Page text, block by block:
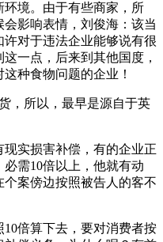
环境。由于有些商家，所
影响表情，刘俊海：该当
对于违法企业能够说有很
一点，后来到其他国度，
种食物问题的企业！
所以，最早是源自于英
实损害补偿，有的企业正
需10倍以上，他就有动
案傍边按照被告人的客不
倍算下去，要对消费者按